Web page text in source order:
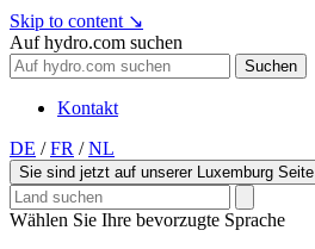
Skip to content ↘
Auf hydro.com suchen
Suchen
Kontakt
DE / FR / NL
Sie sind jetzt auf unserer Luxemburg Seite
Wählen Sie Ihre bevorzugte Sprache